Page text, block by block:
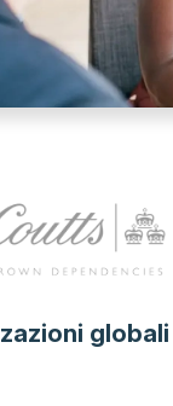
globali